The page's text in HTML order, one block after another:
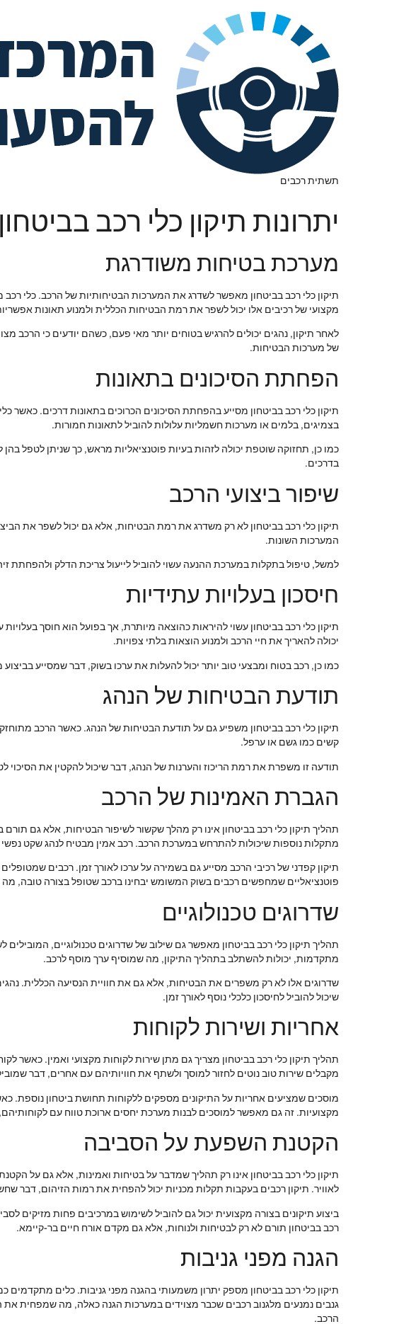
תשתית רכבים
יתרונות תיקון כלי רכב
מערכת בטיחות משודרגת
תיקון כלי רכב בביטחון מאפשר לשדרג את המערכות הבטיחותיות של הרכב. כלי רכב
מקצועי של רכיבים אלו יכול לשפר את רמת הבטיחות הכללית ולמנוע תאונות
לאחר תיקון, נהגים יכולים להרגיש בטוחים יותר מאי פעם, כשהם יודעים כי הרכב
של מערכות הבטיחות.
הפחתת הסיכונים בתאונות
תיקון כלי רכב בביטחון מסייע בהפחתת הסיכונים הכרוכים בתאונות דרכים.
בצמיגים, בלמים או מערכות חשמליות עלולות להוביל לתאונות חמורות.
כמו כן, תחזוקה שוטפת יכולה לזהות בעיות פוטנציאליות מראש, כך שניתן לטפל
בדרכים.
שיפור ביצועי הרכב
תיקון כלי רכב בביטחון לא רק משדרג את רמת הבטיחות, אלא גם יכול לשפר את
המערכות השונות.
למשל, טיפול בתקלות במערכת ההנעה עשוי להוביל לייעול צריכת הדלק ולהפחתת
חיסכון בעלויות עתידיות
תיקון כלי רכב בביטחון עשוי להיראות כהוצאה מיותרת, אך בפועל הוא חוסך
יכולה להאריך את חיי הרכב ולמנוע הוצאות בלתי צפויות.
כמו כן, רכב בטוח ומבצעי טוב יותר יכול להעלות את ערכו בשוק, דבר שמסייע
תודעת הבטיחות של הנהג
תיקון כלי רכב בביטחון משפיע גם על תודעת הבטיחות של הנהג. כאשר הרכב
קשים כמו גשם או ערפל.
תודעה זו משפרת את רמת הריכוז והערנות של הנהג, דבר שיכול להקטין את הסיכוי
הגברת האמינות של הרכב
תהליך תיקון כלי רכב בביטחון אינו רק מהלך שקשור לשיפור הבטיחות, אלא גם
מתקלות נוספות שיכולות להתרחש במערכת הרכב. רכב אמין מבטיח לנהג שקט נפשי
תיקון קפדני של רכיבי הרכב מסייע גם בשמירה על ערכו לאורך זמן. רכבים
פוטנציאליים שמחפשים רכבים בשוק המשומש יבחינו ברכב שטופל בצורה טובה, מה
שדרוגים טכנולוגיים
תהליך תיקון כלי רכב בביטחון מאפשר גם שילוב של שדרוגים טכנולוגיים,
מתקדמות, יכולות להשתלב בתהליך התיקון, מה שמוסיף ערך מוסף לרכב.
שדרוגים אלו לא רק משפרים את הבטיחות, אלא גם את חוויית הנסיעה הכללית.
שיכול להוביל לחיסכון כלכלי נוסף לאורך זמן.
אחריות ושירות לקוחות
תהליך תיקון כלי רכב בביטחון מצריך גם מתן שירות לקוחות מקצועי ואמין.
מקבלים שירות טוב נוטים לחזור למוסך ולשתף את חוויותיהם עם אחרים, דבר
מוסכים שמציעים אחריות על התיקונים מספקים ללקוחות תחושת ביטחון נוספת.
מקצועיות. זה גם מאפשר למוסכים לבנות מערכת יחסים ארוכת טווח עם
הקטנת השפעת על הסביבה
תיקון כלי רכב בביטחון אינו רק תהליך שמדבר על בטיחות ואמינות, אלא גם על
לאוויר. תיקון רכבים בעקבות תקלות מכניות יכול להפחית את רמות הזיהום, דבר
ביצוע תיקונים בצורה מקצועית יכול גם להוביל לשימוש במרכיבים פחות מזיקים
רכב בביטחון תורם לא רק לבטיחות ולנוחות, אלא גם מקדם אורח חיים בר-קיימא.
הגנה מפני גניבות
גנבים נמנעים מלגנוב רכבים שכבר מצוידים במערכות הגנה כאלה, מה שמפחית את
הרכב.